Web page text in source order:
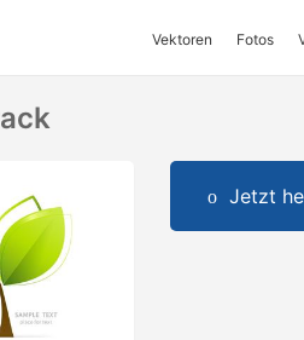
Vektoren Fotos
Jetzt